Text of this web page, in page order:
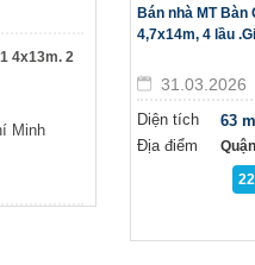
4x13m. 2
Minh
Bán nhà MT Bàn
4,7x14m, 4 lầu
31.03.2026
Diện tích
Địa điểm
63